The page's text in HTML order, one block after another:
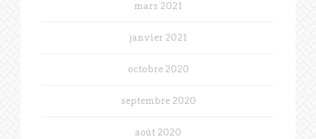
mars 2021
janvier 2021
octobre 2020
septembre 2020
août 2020